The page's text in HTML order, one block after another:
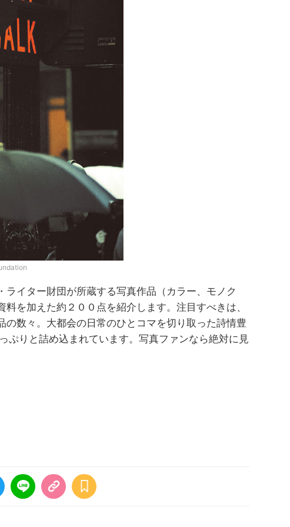
イター財団が所蔵する写真作品（カラー、モノク
を加えた約２００点を紹介します。注目すべきは、
数々。大都会の日常のひとコマを切り取った詩情豊
ぷりと詰め込まれています。写真ファンなら絶対に見